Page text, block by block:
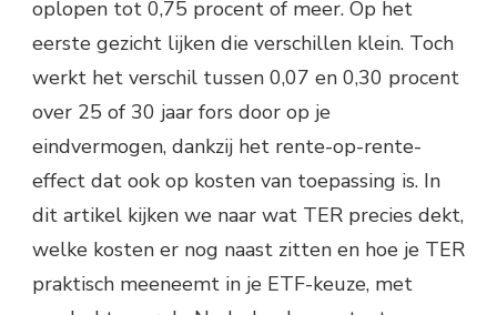
oplopen tot 0,75 procent of meer. Op het
eerste gezicht lijken die verschillen klein. Toch
werkt het verschil tussen 0,07 en 0,30 procent
over 25 of 30 jaar fors door op je
eindvermogen, dankzij het rente-op-rente-
effect dat ook op kosten van toepassing is. In
dit artikel kijken we naar wat TER precies dekt,
welke kosten er nog naast zitten en hoe je TER
praktisch meeneemt in je ETF-keuze, met